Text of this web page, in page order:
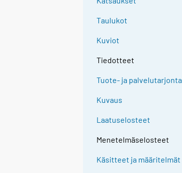
Taulukot
Kuviot
Tiedotteet
Tuote- ja palvelutarjonta
Kuvaus
Laatuselosteet
Menetelmäselosteet
Käsitteet ja määritelmät